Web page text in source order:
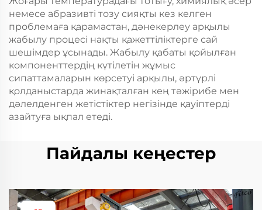
немесе абразивті тозу сияқты кез келген
проблемаға қарамастан, дәнекерлеу арқылы
жабылу процесі нақты қажеттіліктерге сай
шешімдер ұсынады. Жабылу қабаты қойылған
компоненттердің күтілетін жұмыс
сипаттамаларын көрсетуі арқылы, әртүрлі
қолданыстарда жинақталған кең тәжірибе мен
дәлелденген жетістіктер негізінде қауіптерді
азайтуға ықпал етеді.
Пайдалы кеңестер